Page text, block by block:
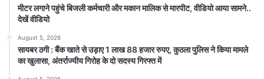
मीटर लगाने पहुंचे बिजली कर्मचारी और मकान मालिक से मारपीट, वीडियो आया सामने..
देखें वीडियो
August 5, 2026
सायबर ठगी : बैंक खाते से उड़ाए 1 लाख 88 हजार रुपए, कुठला पुलिस ने किया मामले
का खुलासा, अंतर्राज्यीय गिरोह के दो सदस्य गिरफ्त में